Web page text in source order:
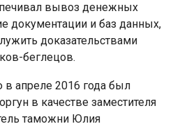
вывоз денежных
документации и баз данных,
доказательствами
беглецов.
апреле 2016 года был
в качестве заместителя
таможни Юлия